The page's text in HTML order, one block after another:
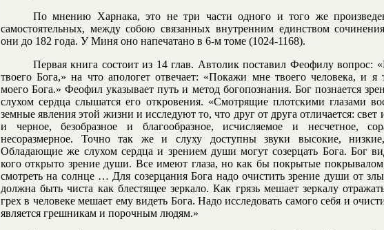
По мнению Харнака, это не три части одного и того же
самостоятельных, между собою связанных внутренним единством
они до 182 года. У Миня оно напечатано в 6-м томе (1024-1168).
Первая книга состоит из 14 глав. Автолик поставил Феофилу вопрос:
твоего Бога,» на что апологет отвечает: «Покажи мне твоего человека, и я
моего Бога.» Феофил указывает путь и метод богопознания. Бог познается
слухом сердца слышатся его откровения. «Смотрящие плотскими глазами
земные явления этой жизни и исследуют то, что друг от друга отличается: свет
и черное, безобразное и благообразное, исчисляемое и несчетное,
несоразмерное. Точно так же и слуху доступны звуки высокие,
Обладающие же слухом сердца и зрением души могут созерцать Бога. Бог
кого открыто зрение души. Все имеют глаза, но как бы покрытые
смотреть на солнце … Для созерцания Бога надо очистить зрение души от
должна быть чиста как блестящее зеркало. Как грязь мешает зеркалу
грех в человеке мешает ему видеть Бога. Надо исследовать самого себя и
является грешникам и порочным людям.»